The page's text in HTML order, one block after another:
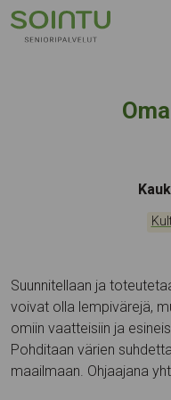
Hyppää sisältöön
Suunnitellaan ja
voivat olla lempivärejä,
omiin vaatteisiin ja
Pohditaan värien
maailmaan. Ohjaajana